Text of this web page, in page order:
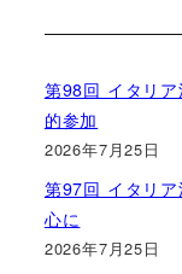
第98回 イタリ
的参加
2026年7月25日
第97回 イタリ
心に
2026年7月25日